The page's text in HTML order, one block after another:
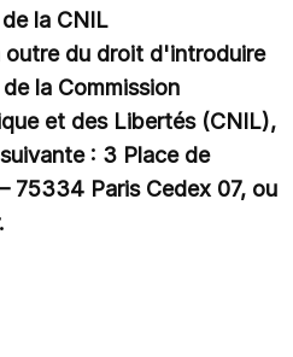
la CNIL
outre du droit d'introduire
la Commission
et des Libertés (CNIL),
: 3 Place de
75334 Paris Cedex 07, ou